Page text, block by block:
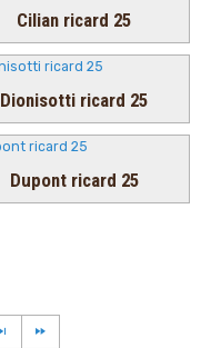
Cilian ricard 25
Dionisotti ricard 25
Dupont ricard 25